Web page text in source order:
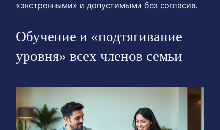
«экстренными» и допустимыми без согласия.
Обучение и «подтягивание
уровня» всех членов семьи